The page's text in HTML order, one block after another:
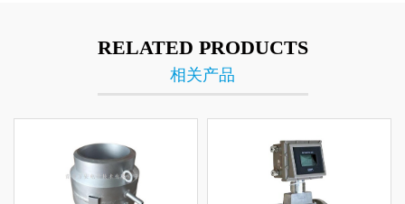
RELATED PRODUCTS
相关产品